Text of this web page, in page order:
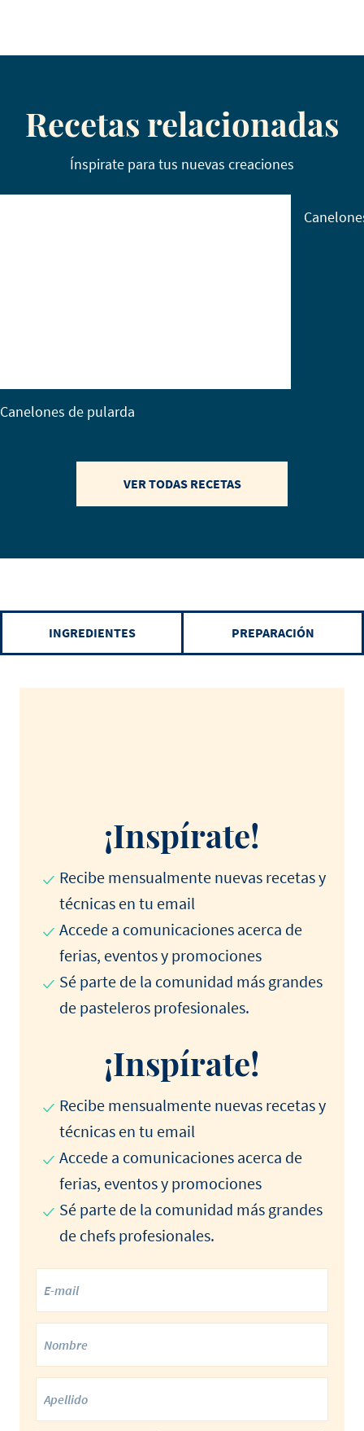
Recetas relacionadas
Ínspirate para tus nuevas creaciones
Canelones de pularda
VER TODAS RECETAS
INGREDIENTES PREPARACIÓN
¡Inspírate!
Recibe mensualmente nuevas recetas y
técnicas en tu email
Accede a comunicaciones acerca de
ferias, eventos y promociones
Sé parte de la comunidad más grandes
de pasteleros profesionales.
¡Inspírate!
Recibe mensualmente nuevas recetas y
técnicas en tu email
Accede a comunicaciones acerca de
ferias, eventos y promociones
Sé parte de la comunidad más grandes
de chefs profesionales.